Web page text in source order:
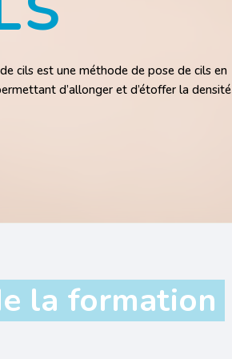
cils est une méthode de pose de cils en
d’allonger et d’étoffer la densité
la formation